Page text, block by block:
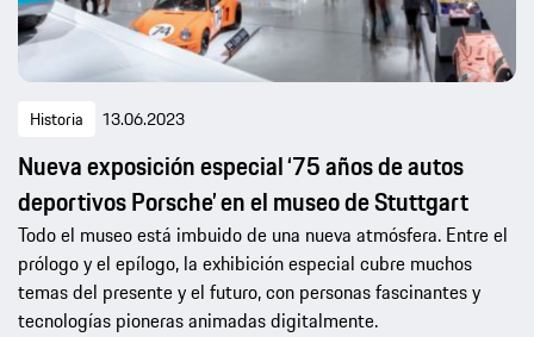
Historia 13.06.2023
Nueva exposición especial ‘75 años de autos
deportivos Porsche’ en el museo de Stuttgart
Todo el museo está imbuido de una nueva atmósfera. Entre el
prólogo y el epílogo, la exhibición especial cubre muchos
temas del presente y el futuro, con personas fascinantes y
tecnologías pioneras animadas digitalmente.